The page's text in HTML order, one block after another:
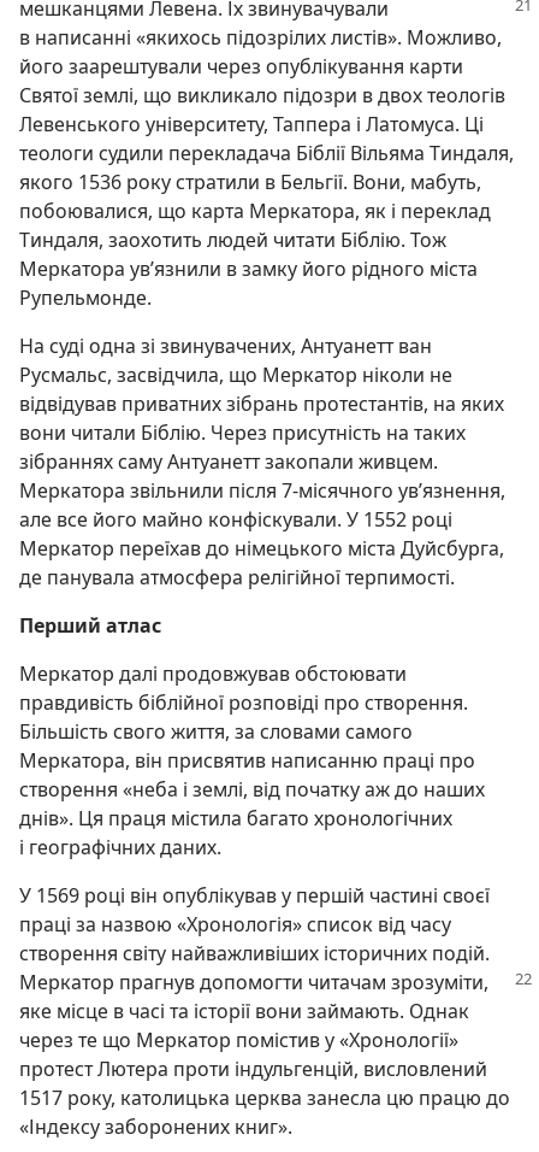
мешканцями Левена. Їх звинувачували
в написанні «якихось підозрілих листів». Можливо,
його заарештували через опублікування карти
Святої землі, що викликало підозри в двох теологів
Левенського університету, Таппера і Латомуса. Ці
теологи судили перекладача Біблії Вільяма Тиндаля,
якого 1536 року стратили в Бельгії. Вони, мабуть,
побоювалися, що карта Меркатора, як і переклад
Тиндаля, заохотить людей читати Біблію. Тож
Меркатора ув’язнили в замку його рідного міста
Рупельмонде.
На суді одна зі звинувачених, Антуанетт ван
Русмальс, засвідчила, що Меркатор ніколи не
відвідував приватних зібрань протестантів, на яких
вони читали Біблію. Через присутність на таких
зібраннях саму Антуанетт закопали живцем.
Меркатора звільнили після 7-місячного ув’язнення,
але все його майно конфіскували. У 1552 році
Меркатор переїхав до німецького міста Дуйсбурга,
де панувала атмосфера релігійної терпимості.
Перший атлас
Меркатор далі продовжував обстоювати
правдивість біблійної розповіді про створення.
Більшість свого життя, за словами самого
Меркатора, він присвятив написанню праці про
створення «неба і землі, від початку аж до наших
днів». Ця праця містила багато хронологічних
і географічних даних.
У 1569 році він опублікував у першій частині своєї
праці за назвою «Хронологія» список від часу
створення світу найважливіших історичних подій.
Меркатор прагнув допомогти читачам зрозуміти,
яке місце в часі та історії вони займають. Однак
через те що Меркатор помістив у «Хронології»
протест Лютера проти індульгенцій, висловлений
1517 року, католицька церква занесла цю працю до
«Індексу заборонених книг».